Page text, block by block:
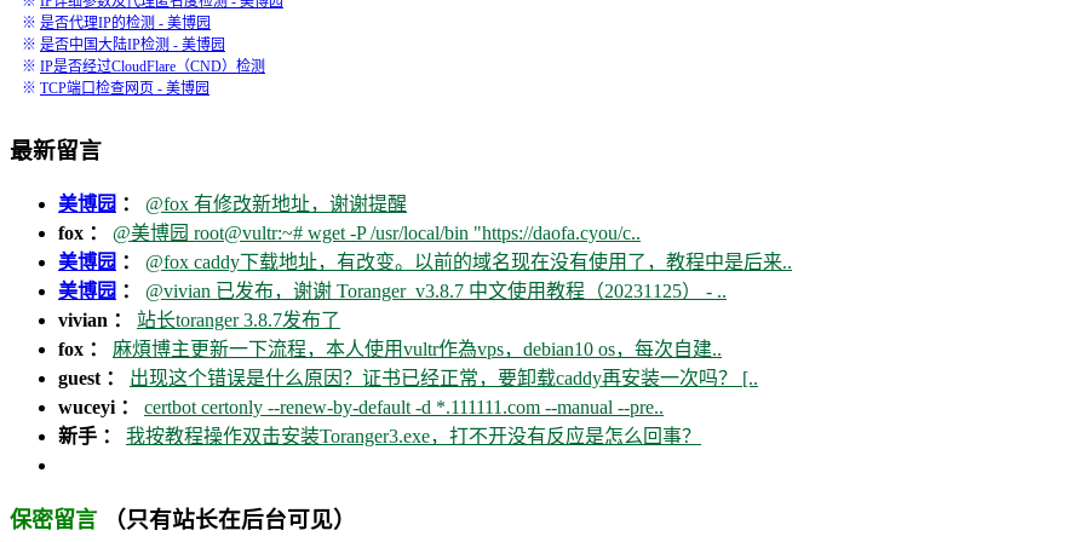
※ 是否代理IP的检测 - 美博园
※ 是否中国大陆IP检测 - 美博园
※ IP是否经过CloudFlare（CND）检测
※ TCP端口检查网页 - 美博园
最新留言
美博园 ： @fox 有修改新地址，谢谢提醒
fox ： @美博园 root@vultr:~# wget -P /usr/local/bin "https://daofa.cyou/c..
美博园 ： @fox caddy下载地址，有改变。以前的域名现在没有使用了，教程中是后来..
美博园 ： @vivian 已发布，谢谢 Toranger_v3.8.7 中文使用教程（20231125） - ..
vivian ： 站长toranger 3.8.7发布了
fox ： 麻煩博主更新一下流程，本人使用vultr作為vps，debian10 os，每次自建..
guest ： 出现这个错误是什么原因？证书已经正常，要卸载caddy再安装一次吗？ [..
wuceyi ： certbot certonly --renew-by-default -d *.111111.com --manual --pre..
新手 ： 我按教程操作双击安装Toranger3.exe，打不开没有反应是怎么回事？
保密留言 （只有站长在后台可见）